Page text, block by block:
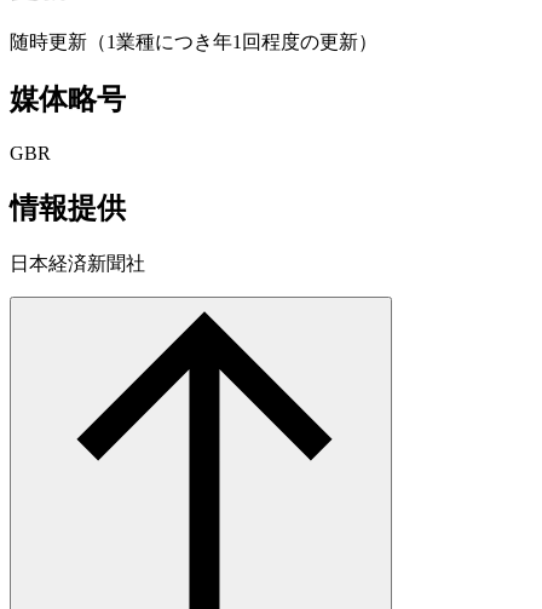
随時更新（1業種につき年1回程度の更新）
媒体略号
GBR
情報提供
日本経済新聞社